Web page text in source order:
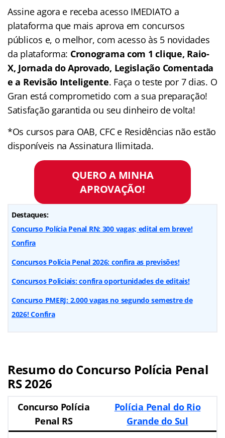
Assine agora e receba acesso IMEDIATO a
plataforma que mais aprova em concursos
públicos e, o melhor, com acesso às 5 novidades
da plataforma: Cronograma com 1 clique, Raio-
X, Jornada do Aprovado, Legislação Comentada
e a Revisão Inteligente. Faça o teste por 7 dias. O
Gran está comprometido com a sua preparação!
Satisfação garantida ou seu dinheiro de volta!
*Os cursos para OAB, CFC e Residências não estão
disponíveis na Assinatura Ilimitada.
QUERO A MINHA
APROVAÇÃO!
Destaques:
Concurso Polícia Penal RN: 300 vagas; edital em breve!
Confira
Concursos Polícia Penal 2026: confira as previsões!
Concursos Policiais: confira oportunidades de editais!
Concurso PMERJ: 2.000 vagas no segundo semestre de
2026! Confira
Resumo do Concurso Polícia Penal
RS 2026
Concurso Polícia
Penal RS
Polícia Penal do Rio
Grande do Sul